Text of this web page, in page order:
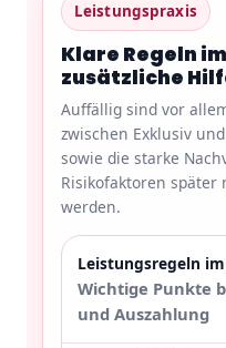
Leistungspraxis
Klare Regeln
zusätzliche
Auffällig sind vor
zwischen Exklusiv
sowie die starke
Risikofaktoren
werden.
Leistungsregeln im
Wichtige Punkte
und Auszahlung